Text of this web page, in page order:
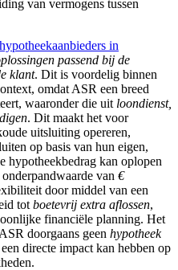
van vermogens tussen
in
passend bij de
klant. Dit is voordelig binnen
omdat ASR een breed
waaronder die uit loondienst,
. Dit maakt het voor
uitsluiting opereren,
op basis van hun eigen,
hypotheekbedrag kan oplopen
van €
door middel van een
tot boetevrij extra aflossen,
financiële planning. Het
doorgaans geen hypotheek
directe impact kan hebben op